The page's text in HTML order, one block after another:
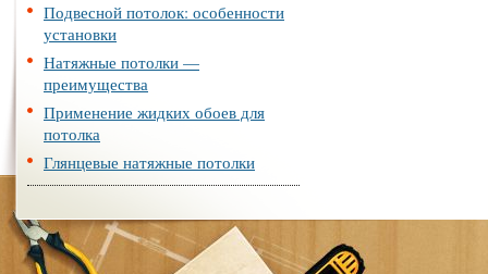
Подвесной потолок: особенности
установки
Натяжные потолки —
преимущества
Применение жидких обоев для
потолка
Глянцевые натяжные потолки